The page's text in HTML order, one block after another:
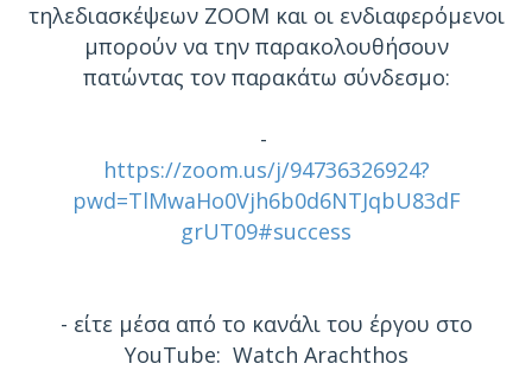
τηλεδιασκέψεων ZOOM και οι ενδιαφερόμενοι
μπορούν να την παρακολουθήσουν
πατώντας τον παρακάτω σύνδεσμο:
-
https://zoom.us/j/94736326924?
pwd=TlMwaHo0Vjh6b0d6NTJqbU83dF
grUT09#success
- είτε μέσα από το κανάλι του έργου στο
YouTube: Watch Arachthos